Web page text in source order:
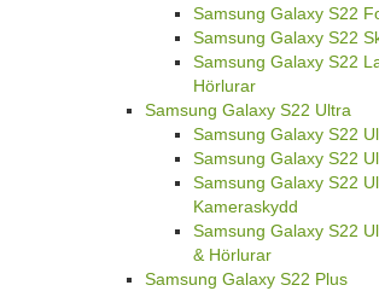
Samsung Galaxy S22
Samsung Galaxy S22
Samsung Galaxy S22
Hörlurar
Samsung Galaxy S22 Ultra
Samsung Galaxy S22
Samsung Galaxy S22
Samsung Galaxy S22
Kameraskydd
Samsung Galaxy S22
& Hörlurar
Samsung Galaxy S22 Plus